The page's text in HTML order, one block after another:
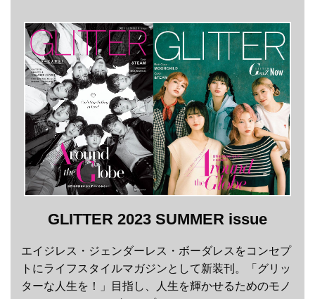
GLITTER 2023 SUMMER issue
エイジレス・ジェンダーレス・ボーダレスをコンセプ
トにライフスタイルマガジンとして新装刊。「グリッ
ターな人生を！」目指し、人生を輝かせるためのモノ